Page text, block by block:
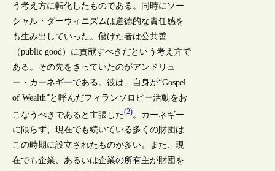
う考え方に転化したものである。同時にソー
シャル・ダーウィニズムは道徳的な責任感を
も生み出していった。儲けた者は公共善
（public good）に貢献すべきだという考え方で
ある。その先をきっていたのがアンドリュ
ー・カーネギーである。彼は、自身が“Gospel
of Wealth”と呼んだフィランソロピー活動をお
こなうべきであると主張した(2)。カーネギー
に限らず、現在でも続いている多くの財団は
この時期に設立されたものが多い。また、現
在でも企業、あるいは企業の所有主が財団を